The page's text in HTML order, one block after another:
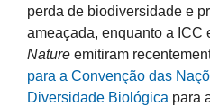
perda de biodiversidade e
ameaçada, enquanto a ICC
Natureemitiram
para a Convenção das
Diversidade Biológica para